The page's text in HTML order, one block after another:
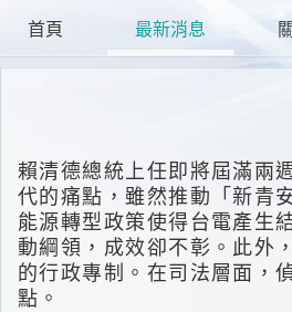
首頁 最新消息
賴清德總統上任即將屆滿兩
代的痛點，雖然推動「新青
能源轉型政策使得台電產生
動綱領，成效卻不彰。此外
的行政專制。在司法層面，
點。